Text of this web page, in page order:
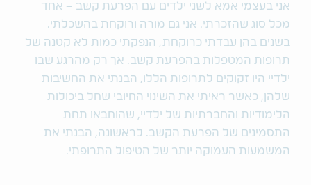
אני בעצמי אמא לשני ילדים עם הפרעת קשב – אחד
מכל סוג שהזכרתי. אני גם מורה ורוקחת בהשכלתי.
בשנים בהן עבדתי כרוקחת, הנפקתי כמות לא קטנה של
תרופות המטפלות בהפרעת קשב. אך רק מהרגע שבו
ילדיי היו זקוקים לתרופות הללו, הבנתי את החשיבות
שלהן, כאשר ראיתי את השינוי החיובי שחל ביכולות
הלימודיות והחברתיות של ילדיי, שהוחבאו תחת
התסמינים של הפרעת הקשב. לראשונה, הבנתי את
המשמעות העמוקה יותר של הטיפול התרופתי.